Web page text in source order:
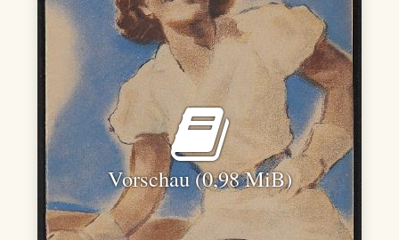
Vorschau (0,98 MiB)